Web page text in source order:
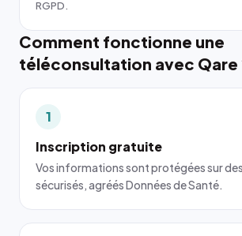
RGPD.
Comment fonctionne une
téléconsultation avec Qare
1
Inscription gratuite
Vos informations sont protégées sur
sécurisés, agréés Données de Santé.